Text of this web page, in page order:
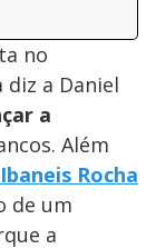
no
a Daniel
a
Além
Rocha
de um
a